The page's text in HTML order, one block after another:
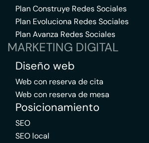
Plan Construye Redes Sociales
Plan Evoluciona Redes Sociales
Plan Avanza Redes Sociales
MARKETING DIGITAL
Diseño web
Web con reserva de cita
Web con reserva de mesa
Posicionamiento
SEO
SEO local